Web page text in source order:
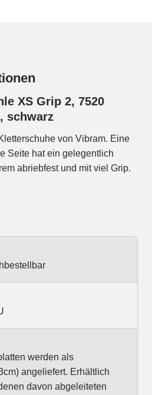
XS Grip 2, 7520
schwarz
von Vibram. Eine
Seite hat ein gelegentlich
abriebfest und mit viel Grip.
werden als
angeliefert. Erhältlich
davon abgeleiteten